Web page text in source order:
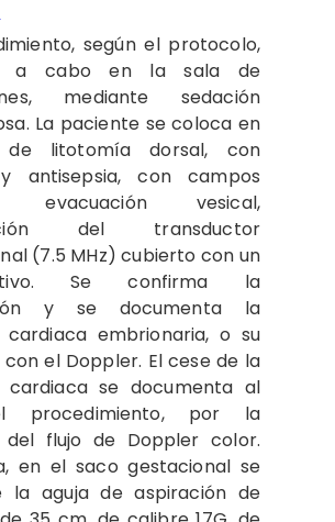
según el protocolo,
a cabo en la sala de
mediante sedación
La paciente se coloca en
de litotomía dorsal, con
antisepsia, con campos
evacuación vesical,
del transductor
(7.5 MHz) cubierto con un
Se confirma la
y se documenta la
cardiaca embrionaria, o su
con el Doppler. El cese de la
cardiaca se documenta al
procedimiento, por la
del flujo de Doppler color.
en el saco gestacional se
la aguja de aspiración de